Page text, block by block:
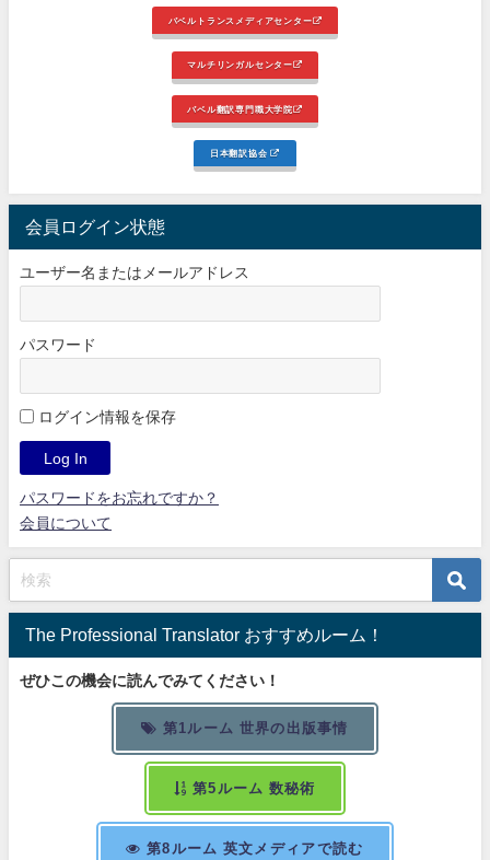
バベルトランスメディアセンター
マルチリンガルセンター
バベル翻訳専門職大学院
日本翻訳協会
会員ログイン状態
ユーザー名またはメールアドレス
パスワード
ログイン情報を保存
パスワードをお忘れですか？
会員について
The Professional Translator おすすめルーム！
ぜひこの機会に読んでみてください！
第1ルーム 世界の出版事情
第5ルーム 数秘術
第8ルーム 英文メディアで読む